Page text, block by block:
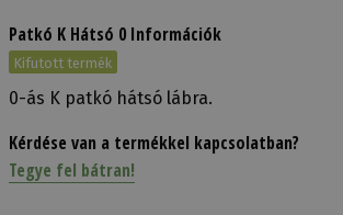
Patkó K Hátsó 0 Információk
Kifutott termék
0-ás K patkó hátsó lábra.
Kérdése van a termékkel kapcsolatban?
Tegye fel bátran!